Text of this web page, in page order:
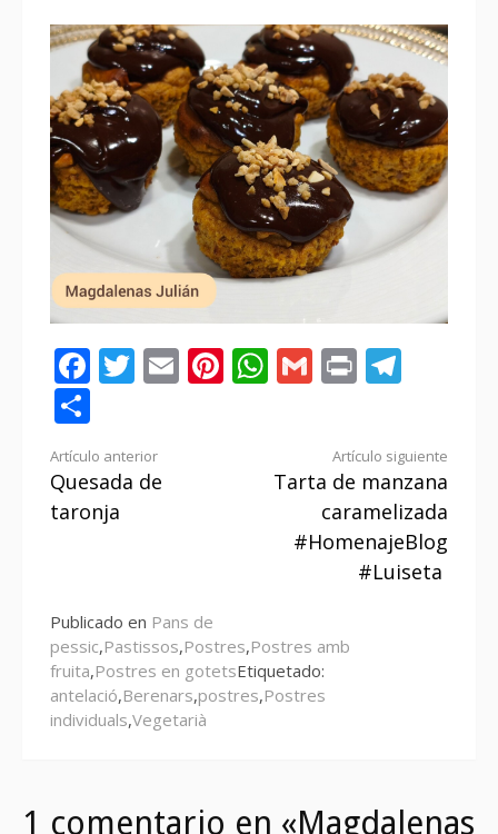
Facebook
Twitter
EmailPinterest
WhatsApp
Gmail
Print
Seguir
leyendo
Artículo anterior
Quesada de
taronja
Artículo siguiente
Tarta de manzana
caramelizada
#HomenajeBlog
#Luiseta
Publicado en Pans de
pessic,Pastissos,Postres,Postres amb
fruita,Postres en gotetsEtiquetado:
antelació,Berenars,postres,Postres
individuals,Vegetarià
1 comentario en «Magdalenas